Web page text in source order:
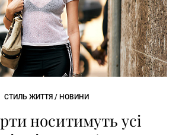
СТИЛЬ ЖИТТЯ / НОВИНИ
носитимуть усі